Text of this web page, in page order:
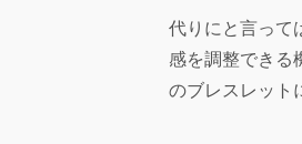
代りにと言って
感を調整できる
のブレスレット